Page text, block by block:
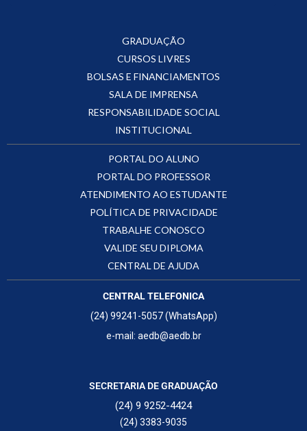
GRADUAÇÃO
CURSOS LIVRES
BOLSAS E FINANCIAMENTOS
SALA DE IMPRENSA
RESPONSABILIDADE SOCIAL
INSTITUCIONAL
PORTAL DO ALUNO
PORTAL DO PROFESSOR
ATENDIMENTO AO ESTUDANTE
POLÍTICA DE PRIVACIDADE
TRABALHE CONOSCO
VALIDE SEU DIPLOMA
CENTRAL DE AJUDA
CENTRAL TELEFONICA
(24) 99241-5057 (WhatsApp)
e-mail: aedb@aedb.br
SECRETARIA DE GRADUAÇÃO
(24) 9 9252-4424
(24) 3383-9035